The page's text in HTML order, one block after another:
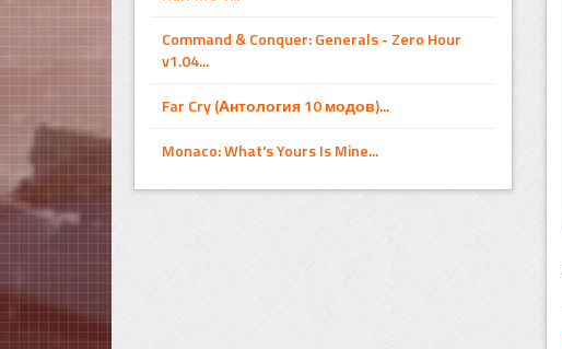
Command & Conquer: Generals - Zero Hour
v1.04...
Far Cry (Антология 10 модов)...
Monaco: What's Yours Is Mine...